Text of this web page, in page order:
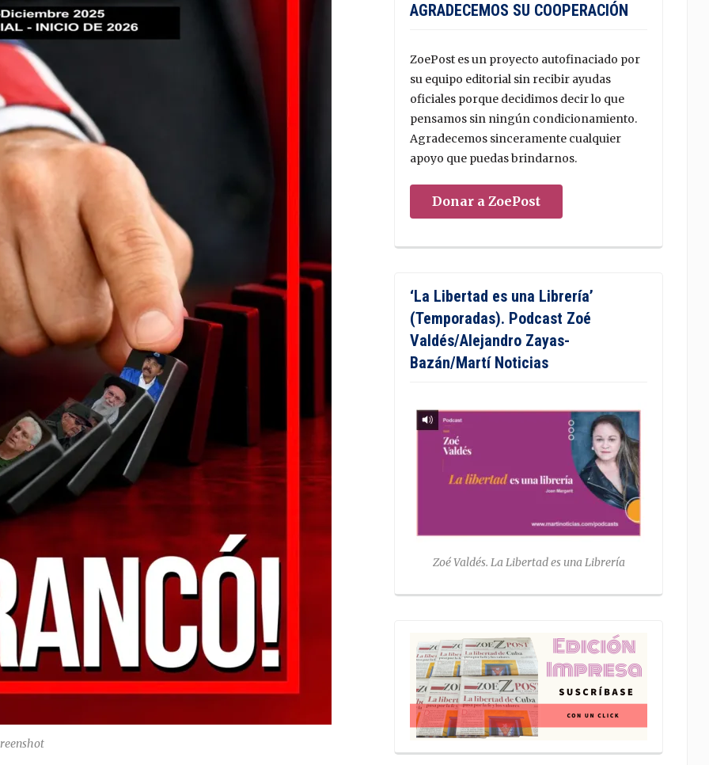
AGRADECEMOS SU COOPERACIÓN
ZoePost es un proyecto autofinaciado por
su equipo editorial sin recibir ayudas
oficiales porque decidimos decir lo que
pensamos sin ningún condicionamiento.
Agradecemos sinceramente cualquier
apoyo que puedas brindarnos.
Donar a ZoePost
‘La Libertad es una Librería’
(Temporadas). Podcast Zoé
Valdés/Alejandro Zayas-
Bazán/Martí Noticias
Zoé Valdés. La Libertad es una Librería